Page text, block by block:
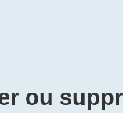
ou